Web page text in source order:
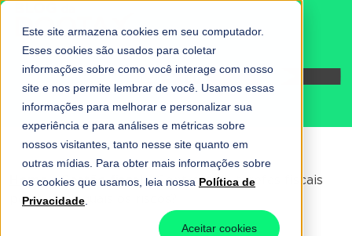
Este site armazena cookies em seu computador.
Esses cookies são usados para coletar
informações sobre como você interage com nosso
site e nos permite lembrar de você. Usamos essas
informações para melhorar e personalizar sua
experiência e para análises e métricas sobre
nossos visitantes, tanto nesse site quanto em
outras mídias. Para obter mais informações sobre
os cookies que usamos, leia nossa Política de
Privacidade
Aceitar cookies
Fale conosco
Home-Gestão fiscal -Controle de tarefas fiscais
por e-mail: quais os riscos?